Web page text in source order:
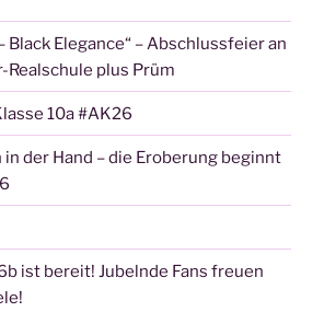
Black Elegance“ – Abschlussfeier an
plus Prüm
10a #AK26
in der Hand – die Eroberung beginnt
ist bereit! Jubelnde Fans freuen